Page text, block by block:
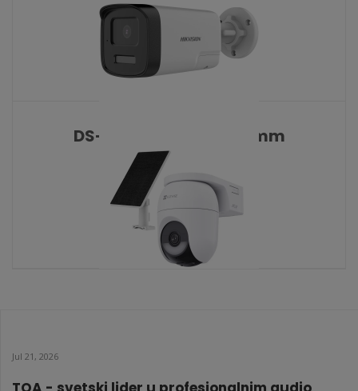
DS-2CE17U0T-LTS 2.8 mm
KATALOŠKI BROJ: 10471
Jul 21, 2026